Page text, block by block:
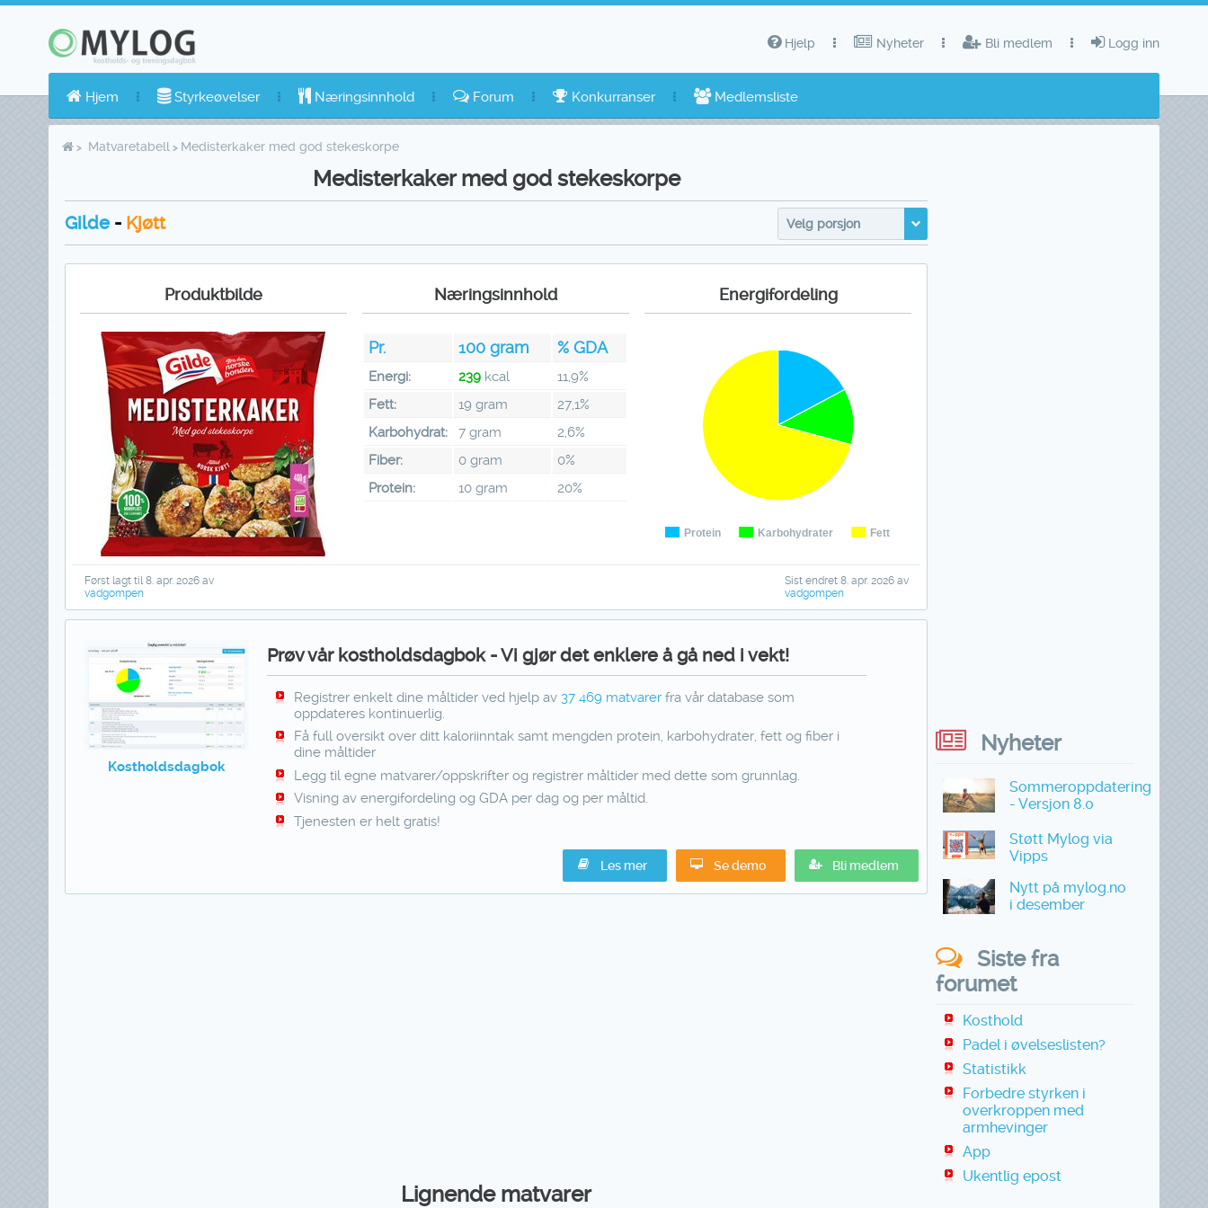
Logg inn
Bli medlem
Nyheter
Hjelp
Hjem Styrkeøvelser Næringsinnhold Forum Konkurranser Medlemsliste
Matvaretabell Medisterkaker med god stekeskorpe
Medisterkaker med god stekeskorpe
Gilde - Kjøtt Velg porsjon
Produktbilde Næringsinnhold
Pr. 100 gram % GDA
Energi: 239 kcal
11,9%
Fett:
19 gram
27,1%
Karbohydrat:
7 gram
2,6%
Fiber:
0 gram
0%
Protein:
10 gram 20%
Energifordeling
Protein Karbohydrater Fett
Først lagt til 8. apr. 2026 av
vadgompen
Sist endret 8. apr. 2026 av
vadgompen
Kostholdsdagbok
Prøv vår kostholdsdagbok - Vi gjør det enklere å gå ned i vekt!
Registrer enkelt dine måltider ved hjelp av 37 469 matvarerfra vår database som
oppdateres kontinuerlig.
Få full oversikt over ditt kaloriinntak samt mengden protein, karbohydrater, fett og fiber i
dine måltider
Legg til egne matvarer/oppskrifter og registrer måltider med dette som grunnlag.
Visning av energifordeling og GDA per dag og per måltid.
Tjenesten er helt gratis!
Bli medlem
Se demo
Les mer
Lignende matvarer
Nyheter
Sommeroppdatering
- Versjon 8.0
Støtt Mylog via
Vipps
Nytt på mylog.no
i desember
Siste fra
forumet
Kosthold
Padel i øvelseslisten?
Statistikk
Forbedre styrken i
overkroppen med
armhevinger
App
Ukentlig epost